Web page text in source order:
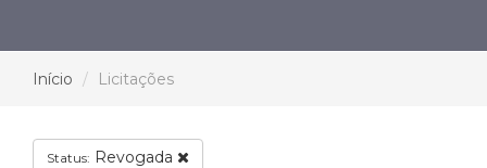
Início Licitações
Status: Revogada